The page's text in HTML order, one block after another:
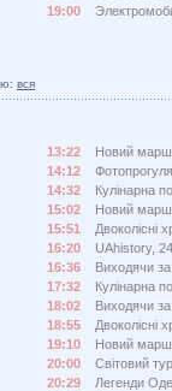
19:00
вся
13:22
Новий
14:12
14:32
Кулінарна
15:02
Новий
15:51
Двоколісні
16:20
UAhistory,
16:36
Виходячи
17:32
Кулінарна
18:02
Виходячи
18:55
Двоколісні
19:10
Новий
20:00
Світовий
20:29
Легенди